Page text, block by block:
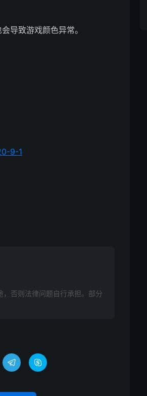
导致游戏颜色异常。
9-1
否则法律问题自行承担。部分
 